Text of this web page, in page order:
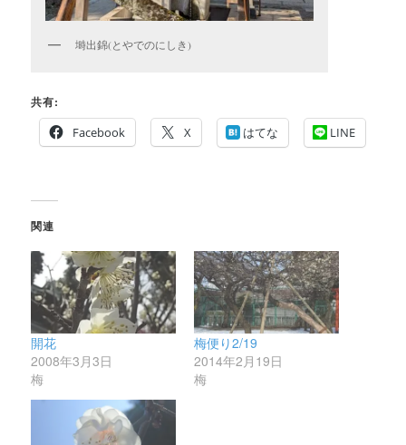
塒出錦(とやでのにしき)
共有:
Facebook
X はてな LINE
関連
開花
2008年3月3日
梅
梅便り2/19
2014年2月19日
梅